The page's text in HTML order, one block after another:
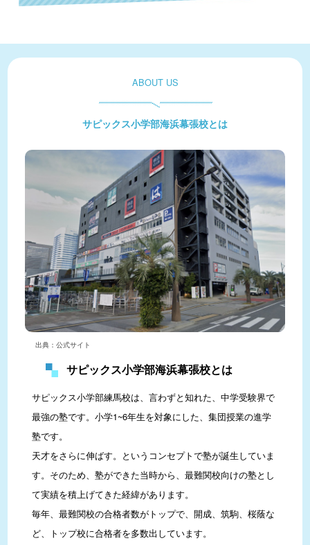
ABOUT US
サピックス小学部海浜幕張校とは
出典：公式サイト
サピックス小学部海浜幕張校とは
サピックス小学部練馬校は、言わずと知れた、中学受験界で
最強の塾です。小学1~6年生を対象にした、集団授業の進学
塾です。
天才をさらに伸ばす。というコンセプトで塾が誕生していま
す。そのため、塾ができた当時から、最難関校向けの塾とし
て実績を積上げてきた経緯があります。
毎年、最難関校の合格者数がトップで、開成、筑駒、桜蔭な
ど、トップ校に合格者を多数出しています。